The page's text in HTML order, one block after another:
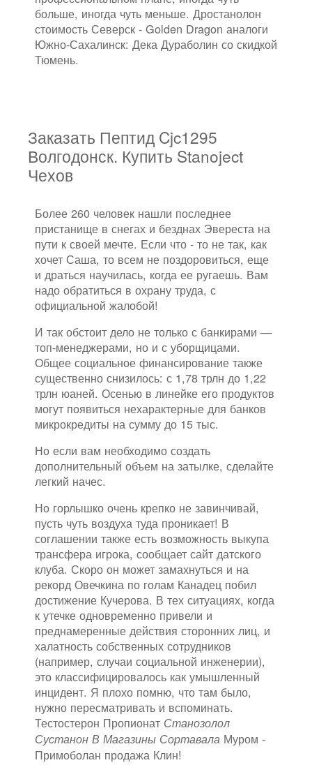
больше, иногда чуть меньше. Дростанолон
стоимость Северск - Golden Dragon аналоги
Южно-Сахалинск: Дека Дураболин со скидкой
Тюмень.
Заказать Пептид Cjc1295
Волгодонск. Купить Stanoject
Чехов
Более 260 человек нашли последнее
пристанище в снегах и безднах Эвереста на
пути к своей мечте. Если что - то не так, как
хочет Саша, то всем не поздоровиться, еще
и драться научилась, когда ее ругаешь. Вам
надо обратиться в охрану труда, с
официальной жалобой!
И так обстоит дело не только с банкирами —
топ-менеджерами, но и с уборщицами.
Общее социальное финансирование также
существенно снизилось: с 1,78 трлн до 1,22
трлн юаней. Осенью в линейке его продуктов
могут появиться нехарактерные для банков
микрокредиты на сумму до 15 тыс.
Но если вам необходимо создать
дополнительный объем на затылке, сделайте
легкий начес.
Но горлышко очень крепко не завинчивай,
пусть чуть воздуха туда проникает! В
соглашении также есть возможность выкупа
трансфера игрока, сообщает сайт датского
клуба. Скоро он может замахнуться и на
рекорд Овечкина по голам Канадец побил
достижение Кучерова. В тех ситуациях, когда
к утечке одновременно привели и
преднамеренные действия сторонних лиц, и
халатность собственных сотрудников
(например, случаи социальной инженерии),
это классифицировалось как умышленный
инцидент. Я плохо помню, что там было,
нужно пересматривать и вспоминать.
Тестостерон Пропионат Станозолол
Сустанон В Магазины Сортавала Муром -
Примоболан продажа Клин!